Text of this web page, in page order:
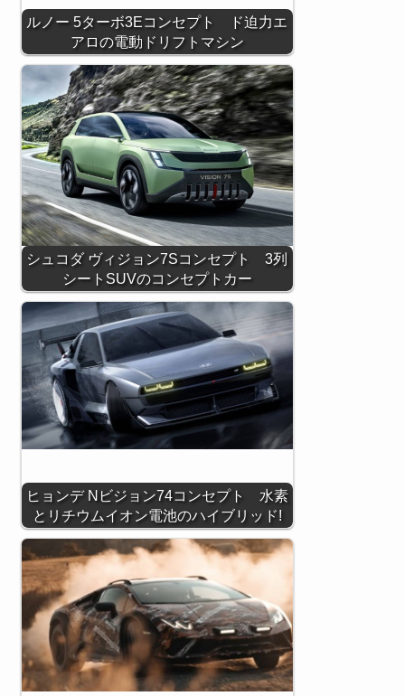
ルノー 5ターボ3Eコンセプト ド迫力エ
アロの電動ドリフトマシン
シュコダ ヴィジョン7Sコンセプト 3列
シートSUVのコンセプトカー
ヒョンデ Nビジョン74コンセプト 水素
とリチウムイオン電池のハイブリッド!